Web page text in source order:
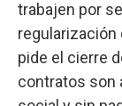
trabajen por
regularización
pide el cierre
contratos son